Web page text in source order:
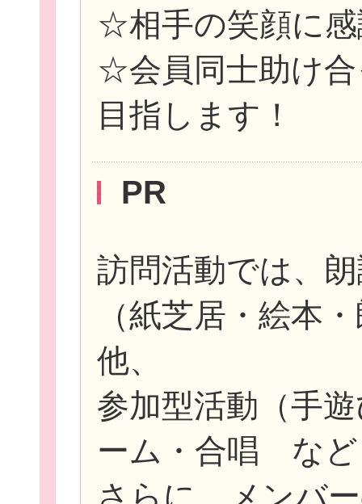
☆相手の笑顔に
☆会員同士助け
目指します！
PR
訪問活動では、
（紙芝居・絵本
他、
参加型活動（手
ーム・合唱 など
さらに、メンバ